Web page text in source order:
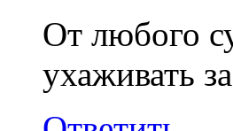
От любого
ухаживать